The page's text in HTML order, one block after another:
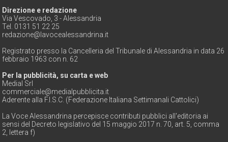
Direzione e redazione
Via Vescovado, 3 - Alessandria
Tel. 0131 51 22 25
redazione@lavocealessandrina.it
Registrato presso la Cancelleria del Tribunale di Alessandria in data 26
febbraio 1963 con n. 62
Per la pubblicità, su carta e web
Medial Srl
commerciale@medialpubblicita.it
Aderente alla F.I.S.C. (Federazione Italiana Settimanali Cattolici)
La Voce Alessandrina percepisce contributi pubblici all'editoria ai
sensi del Decreto legislativo del 15 maggio 2017 n. 70, art. 5, comma
2, lettera f)